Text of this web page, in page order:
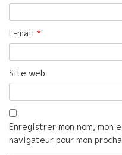
E-mail *
Site web
Enregistrer mon nom, mon
navigateur pour mon